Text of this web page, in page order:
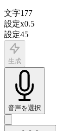
文字177
設定x0.5
設定45
生成
音声を選択